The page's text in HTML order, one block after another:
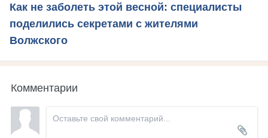
Как не заболеть этой весной: специалисты
поделились секретами с жителями
Волжского
Комментарии